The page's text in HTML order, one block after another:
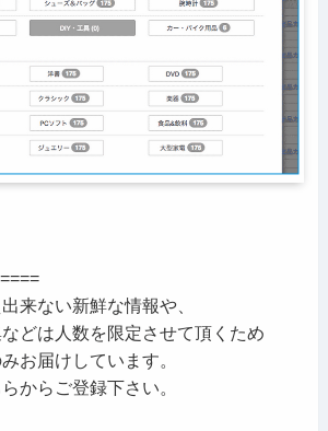
来ない新鮮な情報や、
どは人数を限定させて頂くため
お届けしています。
からご登録下さい。